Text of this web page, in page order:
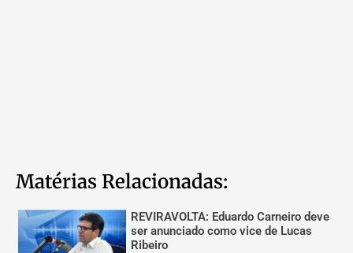
Matérias Relacionadas:
REVIRAVOLTA: Eduardo Carneiro deve
ser anunciado como vice de Lucas
Ribeiro